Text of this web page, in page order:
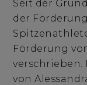
Seit der
der
Förderung
verschrieben.
von